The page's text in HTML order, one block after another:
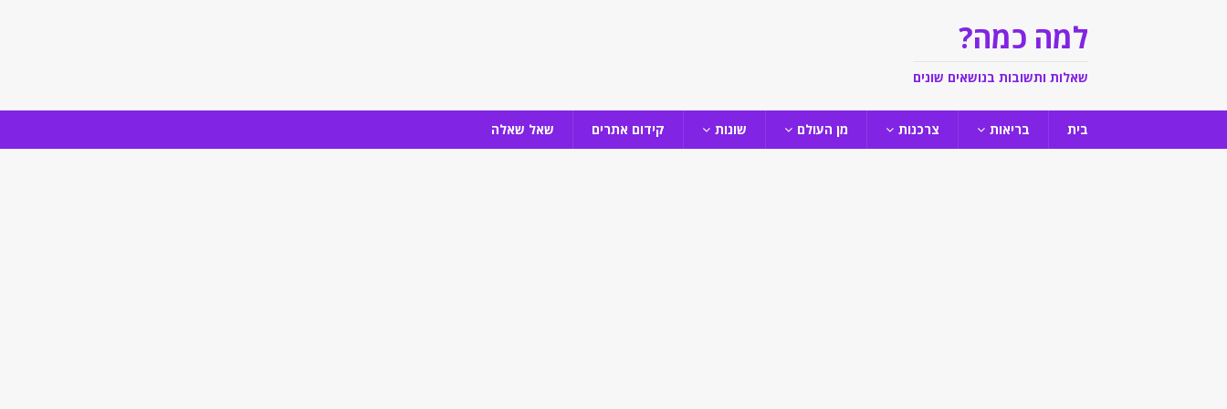
למה כמה?
שאלות ותשובות בנושאים שונים
בית בריאות צרכנות מן העולם שונות קידום אתרים שאל שאלה